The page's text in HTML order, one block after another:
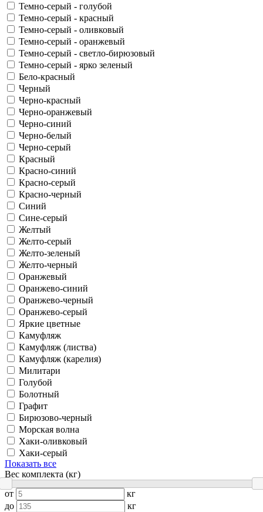
Темно-серый - голубой
Темно-серый - красный
Темно-серый - оливковый
Темно-серый - оранжевый
Темно-серый - светло-бирюзовый
Темно-серый - ярко зеленый
Бело-красный
Черный
Черно-красный
Черно-оранжевый
Черно-синий
Черно-белый
Черно-серый
Красный
Красно-синий
Красно-серый
Красно-черный
Синий
Сине-серый
Желтый
Желто-серый
Желто-зеленый
Желто-черный
Оранжевый
Оранжево-синий
Оранжево-черный
Оранжево-серый
Яркие цветные
Камуфляж
Камуфляж (листва)
Камуфляж (карелия)
Милитари
Голубой
Болотный
Графит
Бирюзово-черный
Морская волна
Хаки-оливковый
Хаки-серый
Показать все
Вес комплекта (кг)
от
кг
до
кг